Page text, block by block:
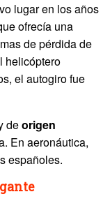
lugar en los años
ofrecía una
de pérdida de
helicóptero
el autogiro fue
deorigen
En aeronáutica,
españoles.